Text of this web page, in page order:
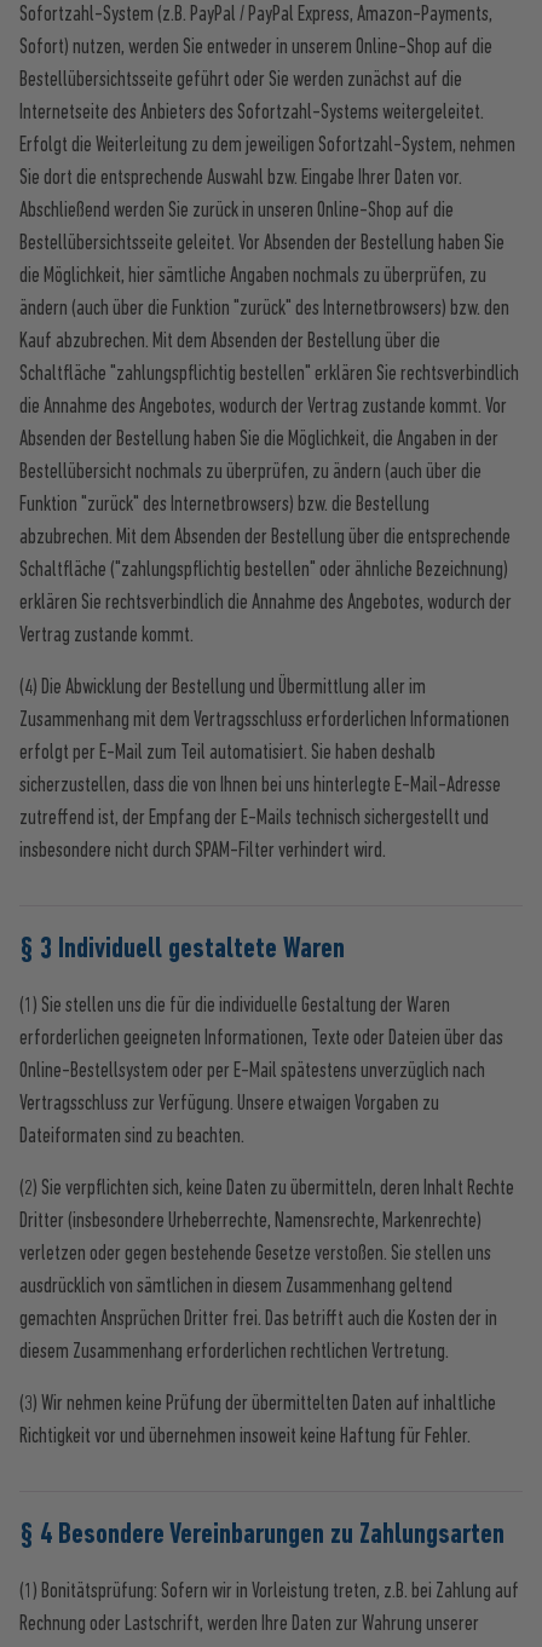
Sofortzahl-System (z.B. PayPal / PayPal Express, Amazon-Payments,
Sofort) nutzen, werden Sie entweder in unserem Online-Shop auf die
Bestellübersichtsseite geführt oder Sie werden zunächst auf die
Internetseite des Anbieters des Sofortzahl-Systems weitergeleitet.
Erfolgt die Weiterleitung zu dem jeweiligen Sofortzahl-System, nehmen
Sie dort die entsprechende Auswahl bzw. Eingabe Ihrer Daten vor.
Abschließend werden Sie zurück in unseren Online-Shop auf die
Bestellübersichtsseite geleitet. Vor Absenden der Bestellung haben Sie
die Möglichkeit, hier sämtliche Angaben nochmals zu überprüfen, zu
ändern (auch über die Funktion "zurück" des Internetbrowsers) bzw. den
Kauf abzubrechen. Mit dem Absenden der Bestellung über die
Schaltfläche "zahlungspflichtig bestellen" erklären Sie rechtsverbindlich
die Annahme des Angebotes, wodurch der Vertrag zustande kommt. Vor
Absenden der Bestellung haben Sie die Möglichkeit, die Angaben in der
Bestellübersicht nochmals zu überprüfen, zu ändern (auch über die
Funktion "zurück" des Internetbrowsers) bzw. die Bestellung
abzubrechen. Mit dem Absenden der Bestellung über die entsprechende
Schaltfläche ("zahlungspflichtig bestellen" oder ähnliche Bezeichnung)
erklären Sie rechtsverbindlich die Annahme des Angebotes, wodurch der
Vertrag zustande kommt.
(4) Die Abwicklung der Bestellung und Übermittlung aller im
Zusammenhang mit dem Vertragsschluss erforderlichen Informationen
erfolgt per E-Mail zum Teil automatisiert. Sie haben deshalb
sicherzustellen, dass die von Ihnen bei uns hinterlegte E-Mail-Adresse
zutreffend ist, der Empfang der E-Mails technisch sichergestellt und
insbesondere nicht durch SPAM-Filter verhindert wird.
§ 3 Individuell gestaltete Waren
(1) Sie stellen uns die für die individuelle Gestaltung der Waren
erforderlichen geeigneten Informationen, Texte oder Dateien über das
Online-Bestellsystem oder per E-Mail spätestens unverzüglich nach
Vertragsschluss zur Verfügung. Unsere etwaigen Vorgaben zu
Dateiformaten sind zu beachten.
(2) Sie verpflichten sich, keine Daten zu übermitteln, deren Inhalt Rechte
Dritter (insbesondere Urheberrechte, Namensrechte, Markenrechte)
verletzen oder gegen bestehende Gesetze verstoßen. Sie stellen uns
ausdrücklich von sämtlichen in diesem Zusammenhang geltend
gemachten Ansprüchen Dritter frei. Das betrifft auch die Kosten der in
diesem Zusammenhang erforderlichen rechtlichen Vertretung.
(3) Wir nehmen keine Prüfung der übermittelten Daten auf inhaltliche
Richtigkeit vor und übernehmen insoweit keine Haftung für Fehler.
§ 4 Besondere Vereinbarungen zu Zahlungsarten
(1) Bonitätsprüfung: Sofern wir in Vorleistung treten, z.B. bei Zahlung auf
Rechnung oder Lastschrift, werden Ihre Daten zur Wahrung unserer